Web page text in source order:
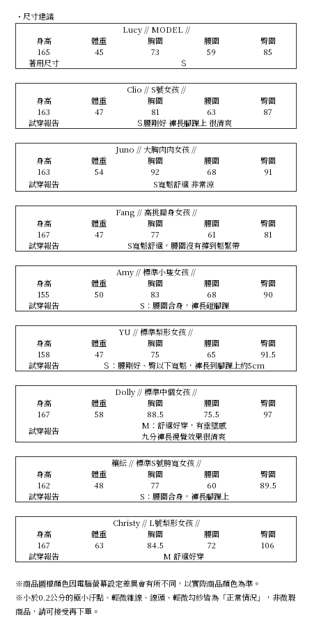
・尺寸建議
Lucy // MODEL //
身高
體重 胸圍 腰圍
臀圍
165
45 73 59
85
著用尺寸
Ｓ
Clio // S號女孩 //
身高
體重 胸圍 腰圍
臀圍
163
47 81 63
87
試穿報告
Ｓ腰剛好 褲長腳踝上 很清爽
Juno // 大胸肉肉女孩 //
身高
體重 胸圍 腰圍
臀圍
163
54 92 68
91
試穿報告
S寬鬆舒適 非常涼
Fang // 高挑扁身女孩 //
身高
體重 胸圍 腰圍
臀圍
167
47 77 61
81
試穿報告
S寬鬆舒適，腰圍沒有撐到鬆緊帶
Amy // 標準小隻女孩 //
身高
體重 胸圍 腰圍
臀圍
155
50 83 68
90
試穿報告
S：腰圍合身，褲長碰腳踝
YU // 標準梨形女孩 //
身高
體重 胸圍 腰圍
臀圍
158
47 75 65
91.5
試穿報告
Ｓ：腰剛好、臀以下寬鬆，褲長到腳踝上約5cm
Dolly // 標準中個女孩 //
身高
體重 胸圍 腰圍
臀圍
167
58 88.5 75.5
97
試穿報告
M：舒適好穿，有垂墜感
九分褲長視覺效果很清爽
穰紜 // 標準S號胯寬女孩 //
身高
體重 胸圍 腰圍
臀圍
162
48 77 60
89.5
試穿報告
S：腰圍合身，褲長腳踝上
Christy // L號梨形女孩 //
身高
體重 胸圍 腰圍
臀圍
167
63 84.5 72
106
試穿報告
M 舒適好穿
※商品圖檔顏色因電腦螢幕設定差異會有所不同，以實際商品顏色為準。
※小於0.2公分的極小汙點、輕微雜線、線頭、輕微勾紗皆為「正常情況」，非微瑕
商品，請可接受再下單。